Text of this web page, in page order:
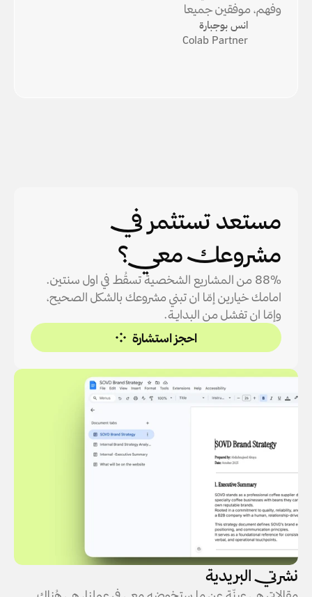
وفهم، موفقين جميعا
انس بوجبارة
Colab Partner
مستعد تستثمر في
مشروعك معي؟
وإمّا ان تفشل من البدايـة.
احجز استشارة
نشرتي البريدية